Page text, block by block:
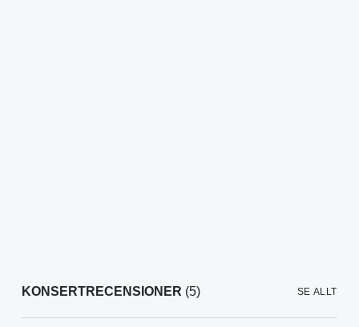
KONSERTRECENSIONER (5) SE ALLT